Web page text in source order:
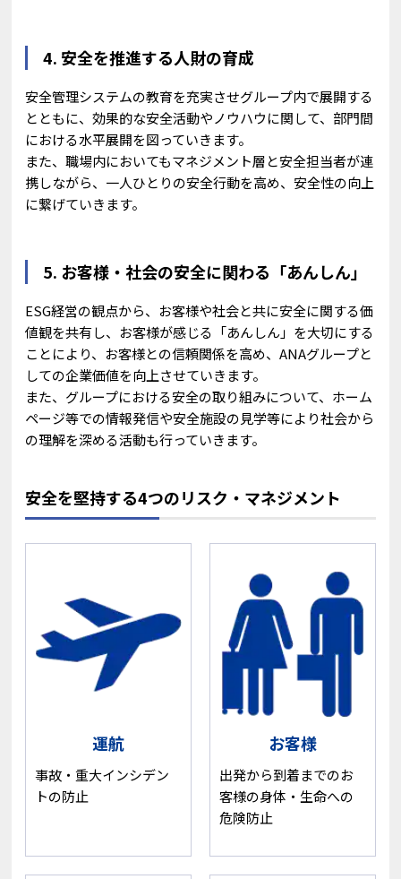
4. 安全を推進する人財の育成
安全管理システムの教育を充実させグループ内で展開する
とともに、効果的な安全活動やノウハウに関して、部門間
における水平展開を図っていきます。
また、職場内においてもマネジメント層と安全担当者が連
携しながら、一人ひとりの安全行動を高め、安全性の向上
に繋げていきます。
5. お客様・社会の安全に関わる「あんしん」
ESG経営の観点から、お客様や社会と共に安全に関する価
値観を共有し、お客様が感じる「あんしん」を大切にする
ことにより、お客様との信頼関係を高め、ANAグループと
しての企業価値を向上させていきます。
また、グループにおける安全の取り組みについて、ホーム
ページ等での情報発信や安全施設の見学等により社会から
の理解を深める活動も行っていきます。
安全を堅持する4つのリスク・マネジメント
運航
事故・重大インシデン
トの防止
お客様
出発から到着までのお
客様の身体・生命への
危険防止